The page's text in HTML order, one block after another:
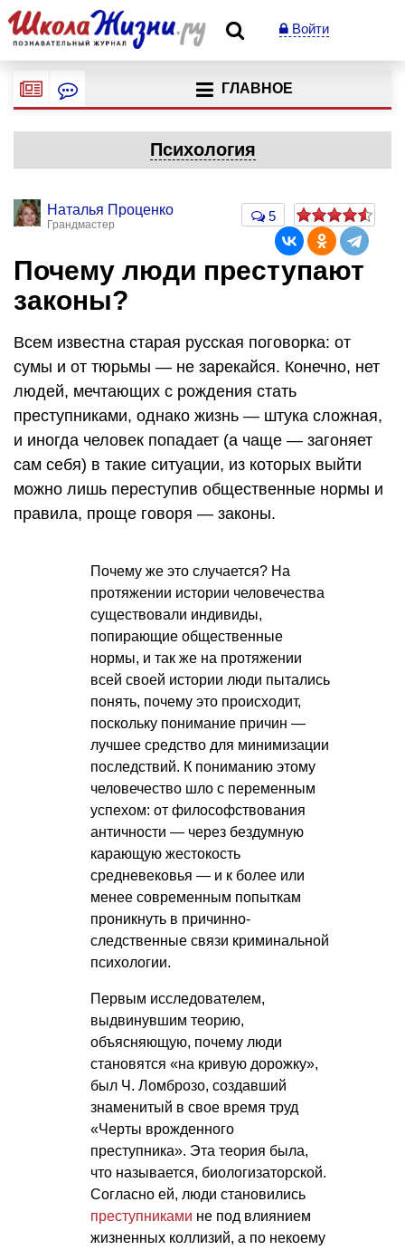
Войти
ГЛАВНОЕ
Психология
Наталья Проценко
Грандмастер
5
Почему люди преступают
законы?
Всем известна старая русская поговорка: от
сумы и от тюрьмы — не зарекайся. Конечно, нет
людей, мечтающих с рождения стать
преступниками, однако жизнь — штука сложная,
и иногда человек попадает (а чаще — загоняет
сам себя) в такие ситуации, из которых выйти
можно лишь переступив общественные нормы и
правила, проще говоря — законы.
Почему же это случается? На
протяжении истории человечества
существовали индивиды,
попирающие общественные
нормы, и так же на протяжении
всей своей истории люди пытались
понять, почему это происходит,
поскольку понимание причин —
лучшее средство для минимизации
последствий. К пониманию этому
человечество шло с переменным
успехом: от философствования
античности — через бездумную
карающую жестокость
средневековья — и к более или
менее современным попыткам
проникнуть в причинно-
следственные связи криминальной
психологии.
Первым исследователем,
выдвинувшим теорию,
объясняющую, почему люди
становятся «на кривую дорожку»,
был Ч. Ломброзо, создавший
знаменитый в свое время труд
«Черты врожденного
преступника». Эта теория была,
что называется, биологизаторской.
Согласно ей, люди становились
преступниками не под влиянием
жизненных коллизий, а по некоему